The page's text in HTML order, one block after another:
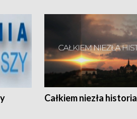
Całkiem niezła historia